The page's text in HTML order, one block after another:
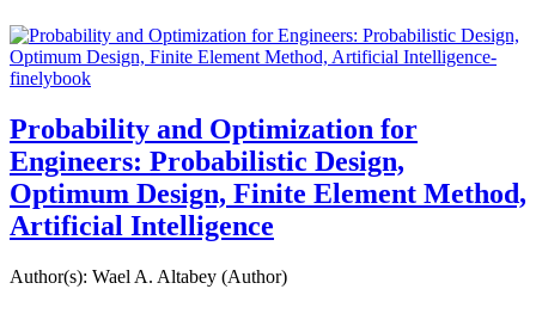
Probability and Optimization for
Engineers: Probabilistic Design,
Optimum Design, Finite Element Method,
Artificial Intelligence
Author(s): Wael A. Altabey (Author)